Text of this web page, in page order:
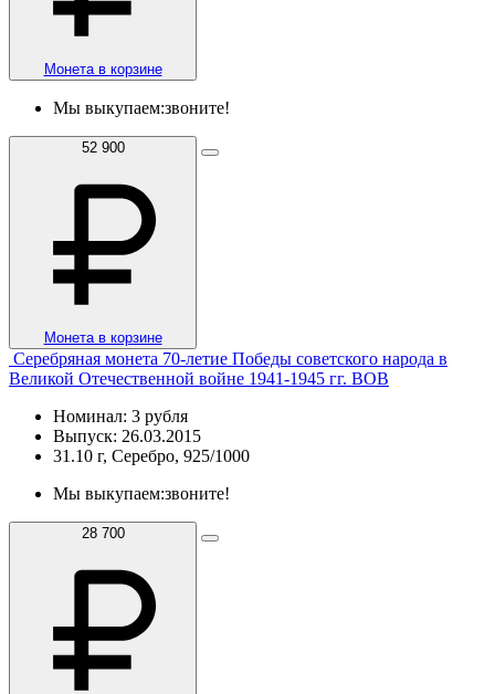
Монета в корзине
Мы выкупаем:звоните!
52 900
Монета в корзине
Серебряная монета 70-летие Победы советского народа в
Великой Отечественной войне 1941-1945 гг. ВОВ
Номинал: 3 рубля
Выпуск: 26.03.2015
31.10 г, Серебро, 925/1000
Мы выкупаем:звоните!
28 700